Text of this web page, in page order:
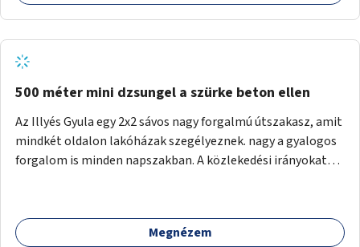
500 méter mini dzsungel a szürke beton ellen
Az Illyés Gyula egy 2x2 sávos nagy forgalmú útszakasz, amit
mindkét oldalon lakóházak szegélyeznek. nagy a gyalogos
forgalom is minden napszakban. A közlekedési irányokat
szintű növényzettel, öntözőrendszerrel, esetleg
valamilyen vizes attrakcióval ami végfut mind az 500m-en.
Megnézem